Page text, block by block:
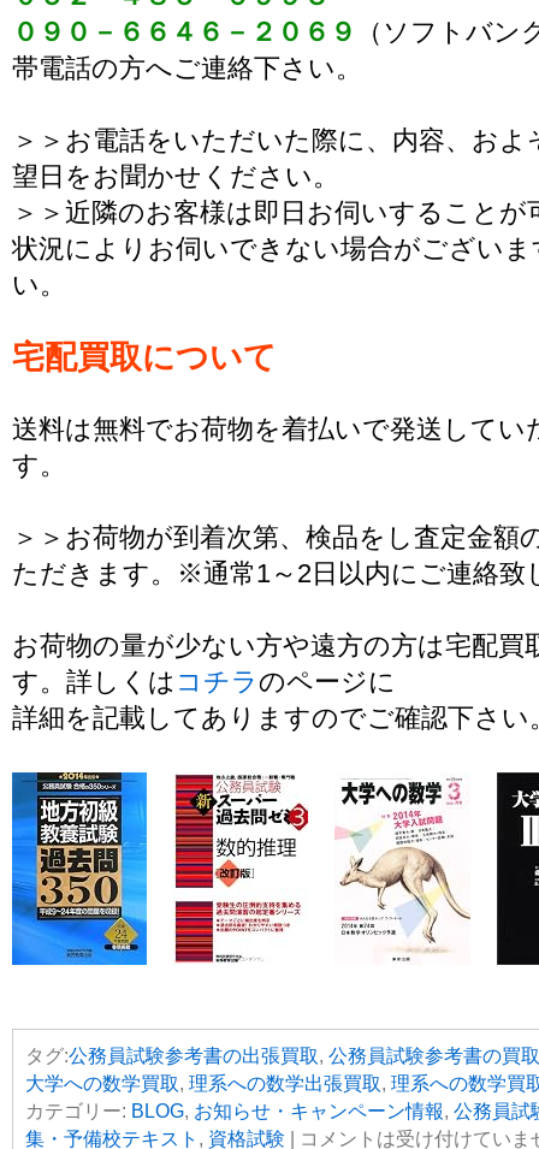
０９０－６６４６－２０６９
（ソフトバン
帯電話の方へご連絡下さい。
＞＞お電話をいただいた際に、内容、およ
望日をお聞かせください。
＞＞近隣のお客様は即日お伺いすること
状況によりお伺いできない場合がござい
い。
宅配買取について
送料は無料でお荷物を着払いで発送してい
す。
＞＞お荷物が到着次第、検品をし査定金額
ただきます。※通常1～2日以内にご連絡致
お荷物の量が少ない方や遠方の方は宅配買
す。詳しくは コチラのページに
詳細を記載してありますのでご確認下さい
タグ:公務員試験参考書の出張買取, 公務員試験参考書の買取
大学への数学買取, 理系への数学出張買取, 理系への数学買
カテゴリー: BLOG, お知らせ・キャンペーン情報, 公務員試
集・予備校テキスト , 資格試験 コメントは受け付けていま